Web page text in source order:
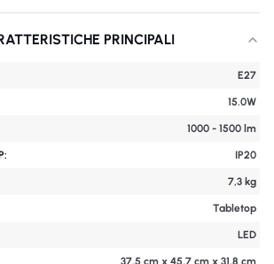
PRINCIPALI
E27
15.0W
1000 - 1500 lm
IP20
7,3 kg
Tabletop
LED
37,5 cm x 45,7 cm x 31,8 cm